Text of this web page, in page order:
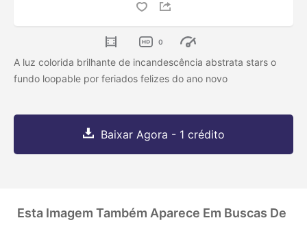
0
A luz colorida brilhante de incandescência abstrata stars o
fundo loopable por feriados felizes do ano novo
Baixar Agora - 1 crédito
Esta Imagem Também Aparece Em Buscas De